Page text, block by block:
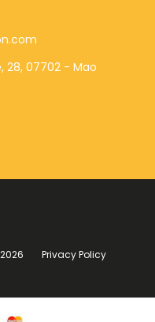
28, 07702 - Mao
Privacy Policy